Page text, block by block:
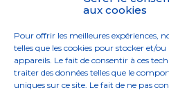
aux cookies
Pour offrir les meilleures expériences,
telles que les cookies pour stocker et/
appareils. Le fait de consentir à ces
traiter des données telles que le
uniques sur ce site. Le fait de ne pas
avril 2023
mars 2023